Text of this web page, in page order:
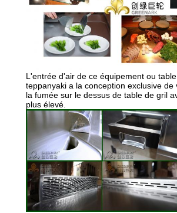
L'entrée d'air de ce équipement ou
teppanyaki a la conception exclusive
la fumée sur le dessus de table de gril
plus élevé.